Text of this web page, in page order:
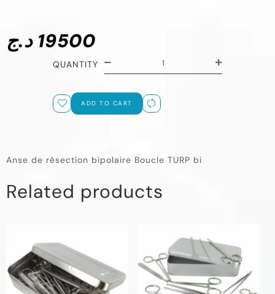
19500 د.ج
QUANTITY
ADD TO CART
Anse de résection bipolaire Boucle TURP bi
Related products